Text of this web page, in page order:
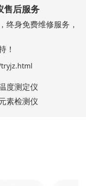
售后服务
终身免费维修服务，
！
度测定仪
素检测仪